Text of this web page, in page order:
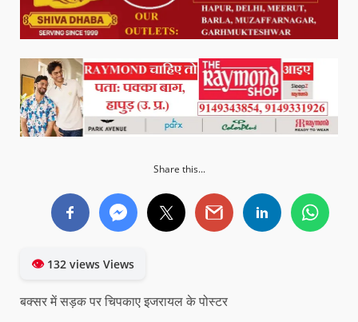
Share this...
👁132 views Views
बक्सर में सड़क पर चिपकाए इजरायल के पोस्टर